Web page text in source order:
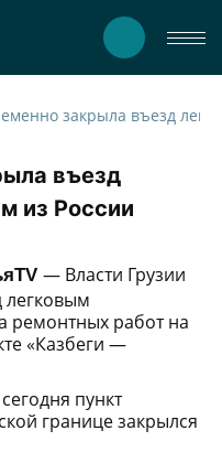
въезд
из России
— Власти Грузии
легковым
ремонтных работ на
«Казбеги —
пункт
границе закрылся